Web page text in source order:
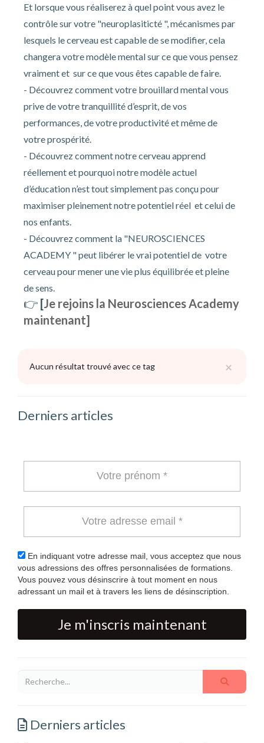
Et lorsque vous réaliserez à quel point vous avez le
contrôle sur votre "neuroplasiticté ", mécanismes par
lesquels le cerveau est capable de se modifier, cela
changera votre modèle mental sur ce que vous pensez
vraiment et sur ce que vous êtes capable de faire.
- Découvrez comment votre brouillard mental vous
prive de votre tranquillité d’esprit, de vos
performances, de votre productivité et même de
votre prospérité.
- Découvrez comment notre cerveau apprend
réellement et pourquoi notre modèle actuel
d’éducation n’est tout simplement pas conçu pour
maximiser pleinement notre potentiel réel et celui de
nos enfants.
- Découvrez comment la "NEUROSCIENCES
ACADEMY " peut libérer le vrai potentiel de votre
cerveau pour mener une vie plus équilibrée et pleine
de sens.
👉 [Je rejoins la Neurosciences Academy
maintenant]
×
Aucun résultat trouvé avec ce tag
Derniers articles
En indiquant votre adresse mail, vous acceptez que nous
vous adressions des offres personnalisées de formations.
Vous pouvez vous désinscrire à tout moment en nous
adressant un mail et à travers les liens de désinscription.
Je m'inscris maintenant
Derniers articles